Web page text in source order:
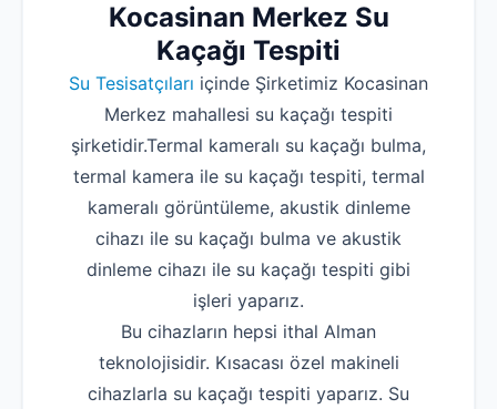
Kocasinan Merkez Su
Kaçağı Tespiti
Su Tesisatçıları içinde Şirketimiz Kocasinan
Merkez mahallesi su kaçağı tespiti
şirketidir.Termal kameralı su kaçağı bulma,
termal kamera ile su kaçağı tespiti, termal
kameralı görüntüleme, akustik dinleme
cihazı ile su kaçağı bulma ve akustik
dinleme cihazı ile su kaçağı tespiti gibi
işleri yaparız.
Bu cihazların hepsi ithal Alman
teknolojisidir. Kısacası özel makineli
cihazlarla su kaçağı tespiti yaparız. Su